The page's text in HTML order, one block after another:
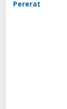
Pererat